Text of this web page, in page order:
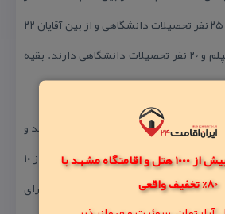
🎁 امکان رزرو بیش از 1000 هتل و اقامتگاه مشهد با
80% تخفیف واقعی
بی سواد، ۱۳۰ نفر دیپلم و ۲۵ نفر تحصیلات دانشگاهی و از بین آقایان ۲۲
نفر بی سواد، ۱۳۴ نفر دیپلم و ۲۰ نفر تحصیلات دانشگاهی دارند. بقیه
در سطح ابتدائی و راهنمایی می باشند.
حدود ۱۶۰ نفر از اهالی لیالمان فرهنگی و كارمند، ۴ نفر كارشناسی ارشد و
دكترا (عضو هیئت علمی دانشگاه)، یك نفر پزشك، ۴ نفر طلبه و بیش از ۱۰
ارتش تا درجه سرتیپی مشغول خدمت برای